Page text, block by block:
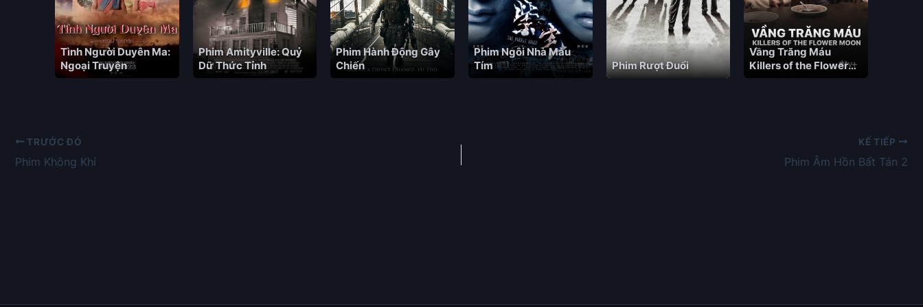
Tình Người Duyên Ma:
Ngoại Truyện
Phim Amityville: Quỷ
Dữ Thức Tỉnh
Phim Hành Động Gây
Chiến
Phim Ngôi Nhà Màu
Tím
Phim Rượt Đuổi
Vầng Trăng Máu
Killers of the Flower
Moon Vietsub – HD Âu
TRƯỚC ĐÓ
Phim Không Khí
KẾ TIẾP
Phim Âm Hồn Bất Tán 2